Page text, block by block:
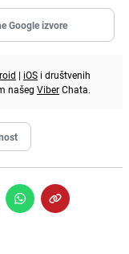
Google izvore
| iOS i društvenih
našeg ViberChata.